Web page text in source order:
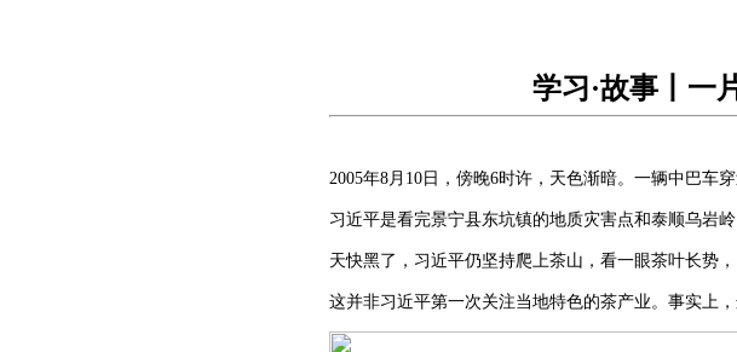
学习·故事丨一
2005年8月10日，傍晚6时许，天色渐暗。一辆中巴车
习近平是看完景宁县东坑镇的地质灾害点和泰顺乌岩
天快黑了，习近平仍坚持爬上茶山，看一眼茶叶长势
这并非习近平第一次关注当地特色的茶产业。事实上